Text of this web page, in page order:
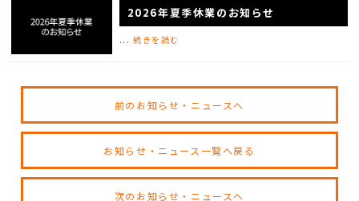
2026年夏季休業のお知らせ
... 続きを読む
前のお知らせ・ニュースへ
お知らせ・ニュース一覧へ戻る
次のお知らせ・ニュースへ